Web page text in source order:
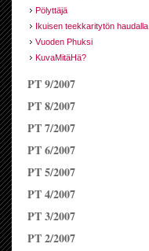
Pölyttäjä
Ikuisen teekkari­tytön haudalla
Vuoden Phuksi
KuvaMitäHä?
PT 9/2007
PT 8/2007
PT 7/2007
PT 6/2007
PT 5/2007
PT 4/2007
PT 3/2007
PT 2/2007